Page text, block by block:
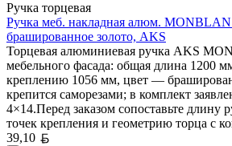
Ручка торцевая
Ручка меб. накладная алюм. MONBLAN
брашированное золото, AKS
Торцевая алюминиевая ручка AKS
мебельного фасада: общая длина 1200
креплению 1056 мм, цвет —
крепится саморезами; в комплект
4×14.Перед заказом сопоставьте длину
точек крепления и геометрию торца с
39,10